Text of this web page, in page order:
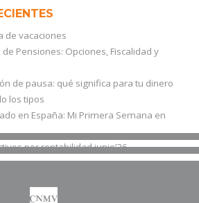
de vacaciones
Pensiones: Opciones, Fiscalidad y
de pausa: qué significa para tu dinero
los tipos
en España: Mi Primera Semana en
por rentabilidad junio’26